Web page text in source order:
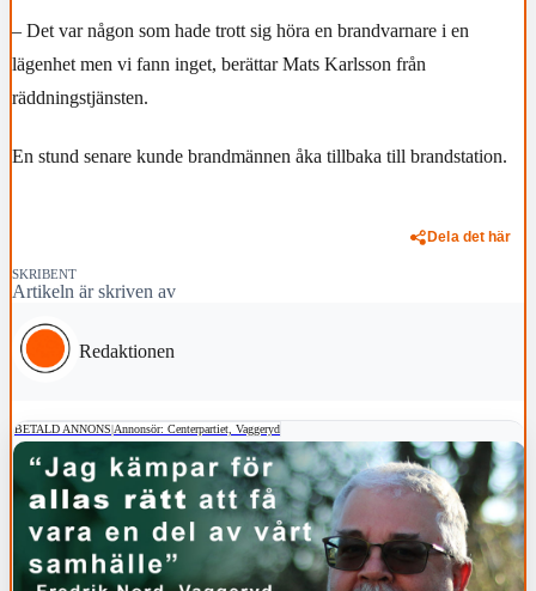
– Det var någon som hade trott sig höra en brandvarnare i en
lägenhet men vi fann inget, berättar Mats Karlsson från
räddningstjänsten.
En stund senare kunde brandmännen åka tillbaka till brandstation.
Dela det här
SKRIBENT
Artikeln är skriven av
Redaktionen
BETALD ANNONS|Annonsör: Centerpartiet, Vaggeryd